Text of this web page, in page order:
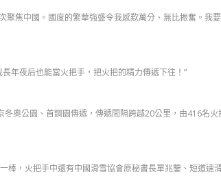
聚焦中國。國度的繁華強盛令我感歎萬分、無比振奮。我
年夜后也能當火把手，把火把的精力傳遞下往！”
奧公園、首鋼園傳遞，傳遞間隔跨越20公里，由416名
，火把手中還有中國滑雪協會原秘書長單兆鑒、短道速